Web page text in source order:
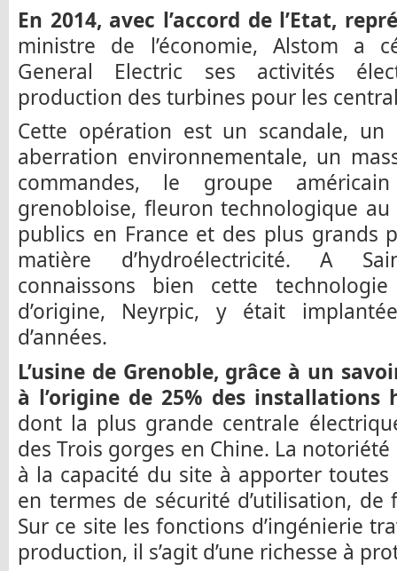
En 2014, avec l’accord de l’Etat,
ministre de l’économie, Alstom a
General Electric ses activités
production des turbines pour les
Cette opération est un scandale, un
aberration environnementale, un
commandes, le groupe
grenobloise, fleuron technologique
publics en France et des plus grands
matière d’hydroélectricité. A
connaissons bien cette
d’origine, Neyrpic, y était
d’années.
L’usine de Grenoble, grâce à un
à l’origine de 25% des installations
dont la plus grande centrale
des Trois gorges en Chine. La
à la capacité du site à apporter toutes
en termes de sécurité d’utilisation,
Sur ce site les fonctions d’ingénierie
production, il s’agit d’une richesse à